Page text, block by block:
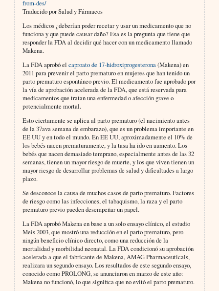
from-des/
Traducido por Salud y Fármacos
Los médicos ¿deberían poder recetar y usar un medicamento que no
funciona y que puede causar daño? Esa es la pregunta que tiene que
responder la FDA al decidir qué hacer con un medicamento llamado
Makena.
La FDA aprobó el caproato de 17-hidroxiprogesterona(Makena) en
2011 para prevenir el parto prematuro en mujeres que han tenido un
parto prematuro espontáneo previo. El medicamento fue aprobado por
la vía de aprobación acelerada de la FDA, que está reservada para
medicamentos que tratan una enfermedad o afección grave o
potencialmente mortal.
Esto ciertamente se aplica al parto prematuro (el nacimiento antes
de la 37ava semana de embarazo), que es un problema importante en
EE UU y en todo el mundo. En EE UU, aproximadamente el 10% de
los bebés nacen prematuramente, y la tasa ha ido en aumento. Los
bebés que nacen demasiado temprano, especialmente antes de las 32
semanas, tienen un mayor riesgo de muerte, y los que viven tienen un
mayor riesgo de desarrollar problemas de salud y dificultades a largo
plazo.
Se desconoce la causa de muchos casos de parto prematuro. Factores
de riesgo como las infecciones, el tabaquismo, la raza y el parto
prematuro previo pueden desempeñar un papel.
La FDA aprobó Makena en base a un solo ensayo clínico, el estudio
Meis 2003, que mostró una reducción en el parto prematuro, pero
ningún beneficio clínico directo, como una reducción de la
mortalidad y morbilidad neonatal. La FDA condicionó su aprobación
acelerada a que el fabricante de Makena, AMAG Pharmaceuticals,
realizara un segundo ensayo. Los resultados de este segundo ensayo,
conocido como PROLONG, se anunciaron en marzo de este año:
Makena no funcionó, lo que significa que no evitó el parto prematuro.